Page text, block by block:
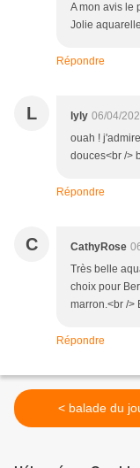
A mon avis le
Jolie
Répondre
L lyly 06/04/
ouah !
douces<br />
Répondre
C CathyRose
Très belle
choix pour
marron.<br />
Répondre
< balade du